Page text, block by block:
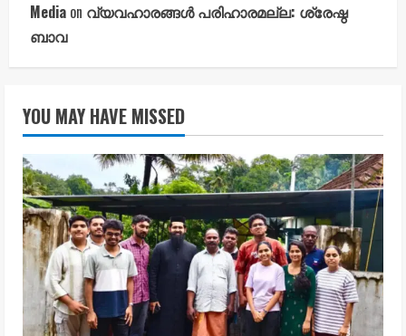
Media on വ്യവഹാരങ്ങൾ പരിഹാരമല്ല: ശ്രേഷ്ഠ
ബാവ
YOU MAY HAVE MISSED